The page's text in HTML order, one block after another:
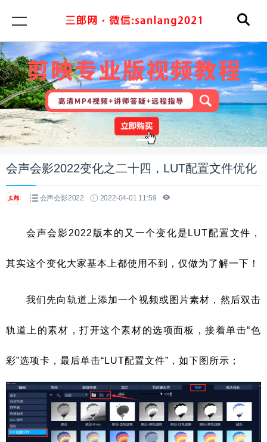
会声会影2022变化之二十四，LUT配置文件优化
会声会影2022 2022-04-01 11:59
会声会影2022版本的又一个变化是LUT配置文件，
其实这个变化大家基本上都使用不到，仅做为了解一下！
我们先向轨道上添加一个视频或图片素材，然后双击
轨道上的素材，打开这个素材的选项面板，接着单击“色
彩”选项卡，最后单击“LUT配置文件”，如下图所示；